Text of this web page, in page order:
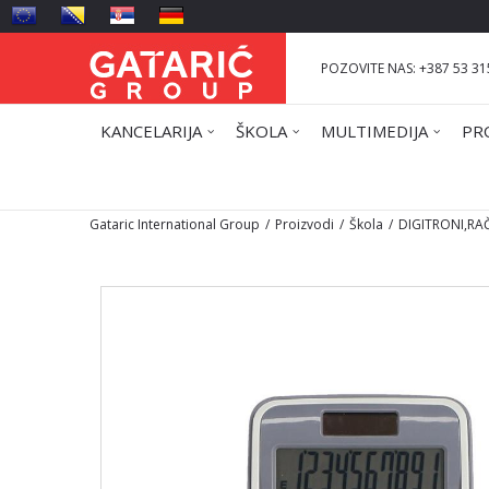
POZOVITE NAS: +387 53
KANCELARIJA ŠKOLA MULTIMEDIJA
Gataric International Group Proizvodi Škola